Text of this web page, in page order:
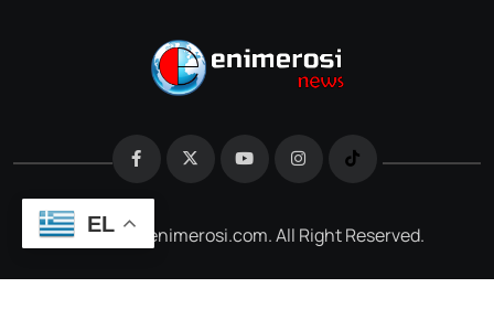
@2026 e-enimerosi.com. All Right Reserved.
EL